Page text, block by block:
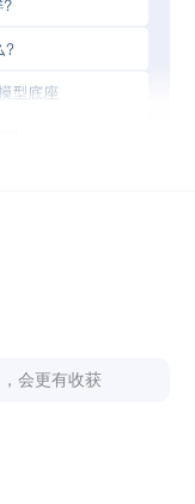
大模型的设计理念
能力。
展历程，如何快速
会更有收获